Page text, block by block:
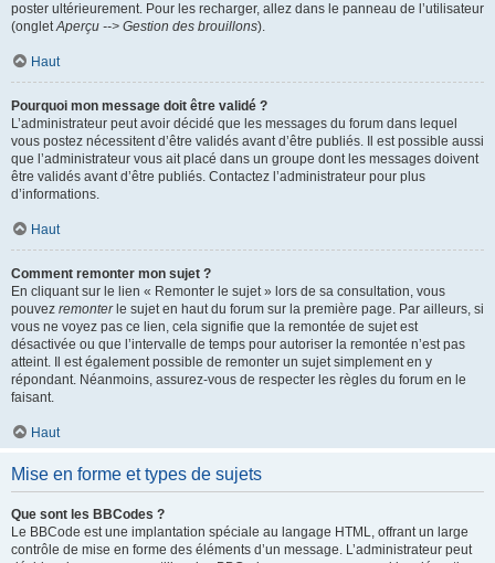
poster ultérieurement. Pour les recharger, allez dans le panneau de l’utilisateur
(ongletAperçu --> Gestion des brouillons).
Haut
Pourquoi mon message doit être validé ?
L’administrateur peut avoir décidé que les messages du forum dans lequel
vous postez nécessitent d’être validés avant d’être publiés. Il est possible aussi
que l’administrateur vous ait placé dans un groupe dont les messages doivent
être validés avant d’être publiés. Contactez l’administrateur pour plus
d’informations.
Haut
Comment remonter mon sujet ?
En cliquant sur le lien « Remonter le sujet » lors de sa consultation, vous
pouvez remonterle sujet en haut du forum sur la première page. Par ailleurs, si
vous ne voyez pas ce lien, cela signifie que la remontée de sujet est
désactivée ou que l’intervalle de temps pour autoriser la remontée n’est pas
atteint. Il est également possible de remonter un sujet simplement en y
répondant. Néanmoins, assurez-vous de respecter les règles du forum en le
faisant.
Haut
Mise en forme et types de sujets
Que sont les BBCodes ?
Le BBCode est une implantation spéciale au langage HTML, offrant un large
contrôle de mise en forme des éléments d’un message. L’administrateur peut